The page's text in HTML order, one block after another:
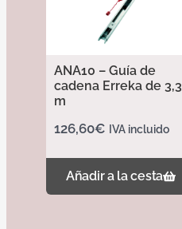
ANA10 – Guía de
cadena Erreka de 3,3
m
126,60€ IVA incluido
Añadir a la cesta